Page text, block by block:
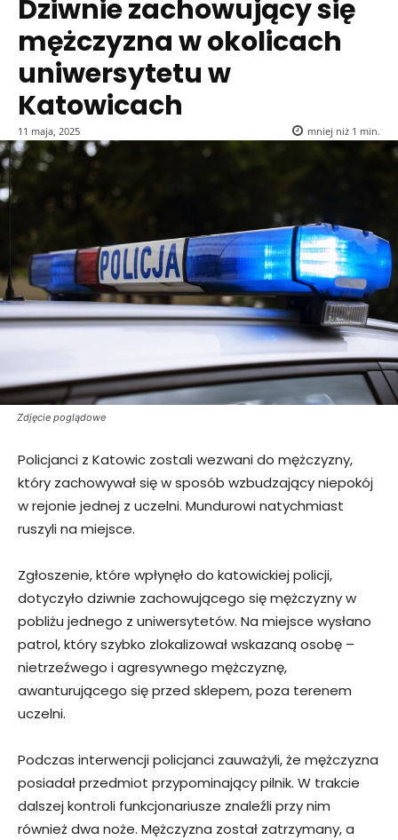
Dziwnie zachowujący się
mężczyzna w okolicach
uniwersytetu w
Katowicach
11 maja, 2025 mniej niż 1 min.
Zdjęcie poglądowe
Policjanci z Katowic zostali wezwani do mężczyzny,
który zachowywał się w sposób wzbudzający niepokój
w rejonie jednej z uczelni. Mundurowi natychmiast
ruszyli na miejsce.
Zgłoszenie, które wpłynęło do katowickiej policji,
dotyczyło dziwnie zachowującego się mężczyzny w
pobliżu jednego z uniwersytetów. Na miejsce wysłano
patrol, który szybko zlokalizował wskazaną osobę –
nietrzeźwego i agresywnego mężczyznę,
awanturującego się przed sklepem, poza terenem
uczelni.
Podczas interwencji policjanci zauważyli, że mężczyzna
posiadał przedmiot przypominający pilnik. W trakcie
dalszej kontroli funkcjonariusze znaleźli przy nim
również dwa noże. Mężczyzna został zatrzymany, a